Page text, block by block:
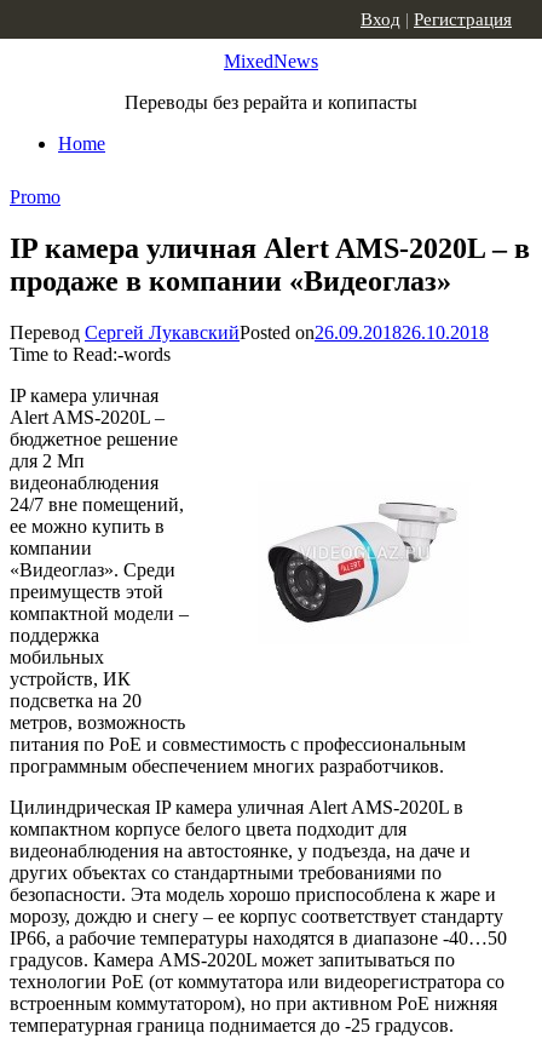
MixedNews
Переводы без рерайта и копипасты
Home
Вход | Регистрация
Promo
IP камера уличная Alert AMS-2020L – в
продаже в компании «Видеоглаз»
Перевод Сергей ЛукавскийPosted on26.09.201826.10.2018
Time to Read:-words
IP камера уличная
Alert AMS-2020L –
бюджетное решение
для 2 Мп
видеонаблюдения
24/7 вне помещений,
ее можно купить в
компании
«Видеоглаз». Среди
преимуществ этой
компактной модели –
поддержка
мобильных
устройств, ИК
подсветка на 20
метров, возможность
питания по PoE и совместимость с профессиональным
программным обеспечением многих разработчиков.
Цилиндрическая IP камера уличная Alert AMS-2020L в
компактном корпусе белого цвета подходит для
видеонаблюдения на автостоянке, у подъезда, на даче и
других объектах со стандартными требованиями по
безопасности. Эта модель хорошо приспособлена к жаре и
морозу, дождю и снегу – ее корпус соответствует стандарту
IP66, а рабочие температуры находятся в диапазоне -40…50
градусов. Камера AMS-2020L может запитываться по
технологии PoE (от коммутатора или видеорегистратора со
встроенным коммутатором), но при активном PoE нижняя
температурная граница поднимается до -25 градусов.